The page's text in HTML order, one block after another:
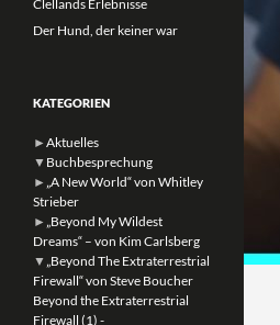
Clellands Erlebnisse
Der Hund, der keiner war
KATEGORIEN
► Aktuelles
▼ Buchbesprechung
► „A New World“ von Whitley
Strieber
► „Beyond My Wildest
Dreams“ – von Kim Carlsberg
▼ „Beyond The Extraterrestrial
Firewall“ von Steve Boucher
Beyond the Extraterrestrial
Firewall (1) -